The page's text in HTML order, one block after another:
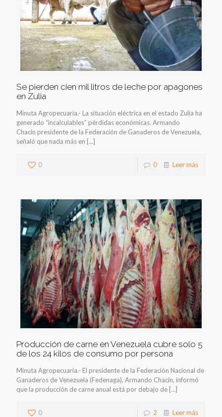
Se pierden cien mil litros de leche por apagones
en Zulia
Minuta Agropecuaria.- La situación eléctrica en el estado Zulia ha
generado “incalculables” pérdidas económicas. Armando
Chacin presidente de la Federación de Ganaderos de Venezuela,
señaló que nada más en […]
0 0 Leer más
Producción de carne en Venezuela cubre solo 5
de los 24 kilos de consumo por persona
Minuta Agropecuaria.- El presidente de la Federación Nacional de
Ganaderos de Venezuela (Fedenaga), Armando Chacín, informó
que la producción de carne anual está por debajo de […]
0 2 Leer más